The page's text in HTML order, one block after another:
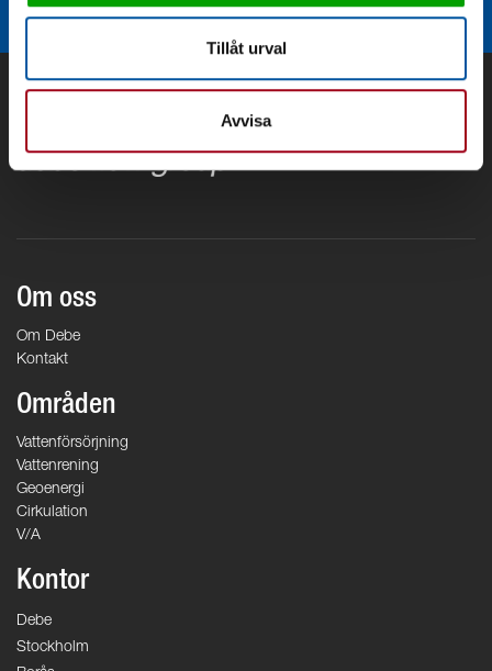
Tillåt urval
Avvisa
Om oss
Om Debe
Kontakt
Områden
Vattenförsörjning
Vattenrening
Geoenergi
Cirkulation
V/A
Kontor
Debe
Stockholm